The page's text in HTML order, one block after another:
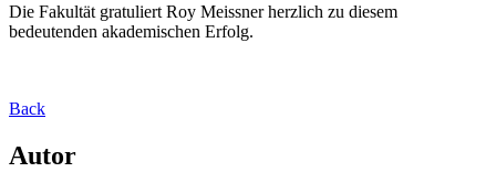
Die Fakultät gratuliert Roy Meissner herzlich zu diesem
bedeutenden akademischen Erfolg.
Back
Autor